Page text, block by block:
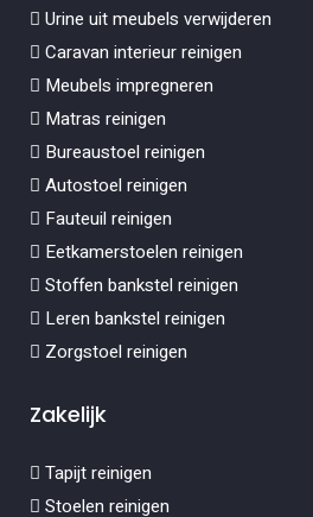
Urine uit meubels verwijderen
Caravan interieur reinigen
Meubels impregneren
Matras reinigen
Bureaustoel reinigen
Autostoel reinigen
Fauteuil reinigen
Eetkamerstoelen reinigen
Stoffen bankstel reinigen
Leren bankstel reinigen
Zorgstoel reinigen
Zakelijk
Tapijt reinigen
Stoelen reinigen